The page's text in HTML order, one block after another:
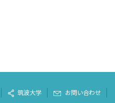
筑波大学 お問い合わせ